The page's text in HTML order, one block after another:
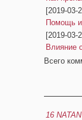
[2019-03-
Помощь
[2019-03-
Влияние
Всего
16